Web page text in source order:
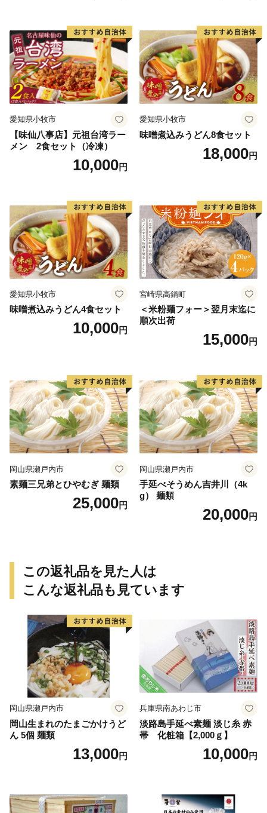
愛知県小牧市
【味仙八事店】元祖台湾ラー
メン 2食セット（冷凍）
10,000円
愛知県小牧市
味噌煮込みうどん8食セット
18,000円
愛知県小牧市
味噌煮込みうどん4食セット
10,000円
宮崎県高鍋町
＜米粉麺フォー＞翌月末迄に
順次出荷
15,000円
岡山県瀬戸内市
素麺三兄弟とひやむぎ 麺類
25,000円
岡山県瀬戸内市
手延べそうめん吉井川（4k
g） 麺類
20,000円
この返礼品を見た人は
こんな返礼品も見ています
岡山県瀬戸内市
岡山生まれのたまごかけうど
ん 5個 麺類
13,000円
兵庫県南あわじ市
淡路島手延べ素麺 淡じ糸 赤
帯 化粧箱【2,000ｇ】
10,000円